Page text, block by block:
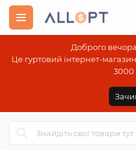
Доброго
Це гуртовий інтернет-
3000